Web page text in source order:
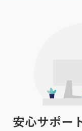
安心サポー